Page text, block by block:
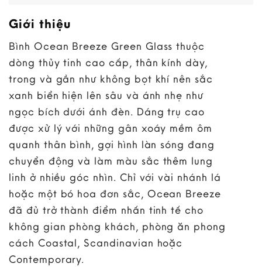
Giới thiệu
Bình Ocean Breeze Green Glass thuộc
dòng thủy tinh cao cấp, thân kính dày,
trong và gần như không bọt khí nên sắc
xanh biển hiện lên sâu và ánh nhẹ như
ngọc bích dưới ánh đèn. Dáng trụ cao
được xử lý với những gân xoáy mềm ôm
quanh thân bình, gợi hình làn sóng đang
chuyển động và làm màu sắc thêm lung
linh ở nhiều góc nhìn. Chỉ với vài nhánh lá
hoặc một bó hoa đơn sắc, Ocean Breeze
đã đủ trở thành điểm nhấn tinh tế cho
không gian phòng khách, phòng ăn phong
cách Coastal, Scandinavian hoặc
Contemporary.